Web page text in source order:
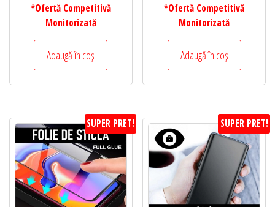
*Ofertă Competitivă
Monitorizată
Adaugă în coș
*Ofertă Competitivă
Monitorizată
Adaugă în coș
SUPER PRET! SUPER PRET!